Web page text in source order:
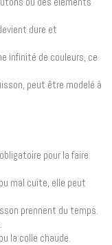
dure et
infinité de couleurs, ce
peut être modelé à
pour la faire
mal cuite, elle peut
prennent du temps.
la colle chaude.